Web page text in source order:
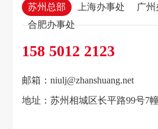
158 5012 2123
邮箱：niulj@zhanshuang.net
地址：苏州相城区长平路99号7
苏州总部 上海办事处
广州
合肥办事处